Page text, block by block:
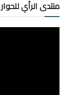
منتدى الرأي